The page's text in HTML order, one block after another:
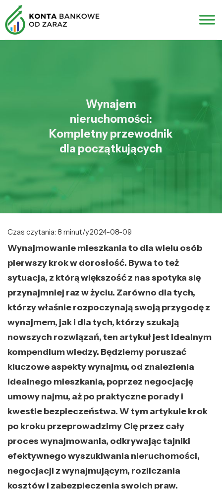
Wynajem
nieruchomości:
Kompletny przewodnik
dla początkujących
Czas czytania: 8 minut/y2024-08-09
Wynajmowanie mieszkania to dla wielu osób
pierwszy krok w dorosłość. Bywa to też
sytuacja, z którą większość z nas spotyka się
przynajmniej raz w życiu. Zarówno dla tych,
którzy właśnie rozpoczynają swoją przygodę z
wynajmem, jak i dla tych, którzy szukają
nowszych rozwiązań, ten artykuł jest idealnym
kompendium wiedzy. Będziemy poruszać
kluczowe aspekty wynajmu, od znalezienia
idealnego mieszkania, poprzez negocjację
umowy najmu, aż po praktyczne porady i
kwestie bezpieczeństwa. W tym artykule krok
po kroku przeprowadzimy Cię przez cały
proces wynajmowania, odkrywając tajniki
efektywnego wyszukiwania nieruchomości,
negocjacji z wynajmującym, rozliczania
kosztów i zabezpieczenia swoich praw.